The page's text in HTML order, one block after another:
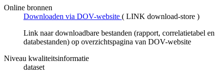
Online bronnen
Downloaden via DOV-website ( LINK download-store )
Link naar downloadbare bestanden (rapport, correlatietabel en
databestanden) op overzichtspagina van DOV-website
Niveau kwaliteitsinformatie
dataset